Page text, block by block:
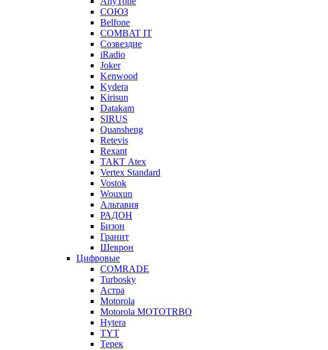
СОЮЗ
Belfone
COMBAT IT
Созвездие
iRadio
Joker
Kenwood
Kydera
Kirisun
Datakam
SIRUS
Quansheng
Retevis
Rexant
ТАКТ Atex
Vertex Standard
Vostok
Wouxun
Альтавия
РАДОН
Бизон
Гранит
Шеврон
Цифровые
COMRADE
Turbosky
Астра
Motorola
Motorola MOTOTRBO
Hytera
TYT
Терек